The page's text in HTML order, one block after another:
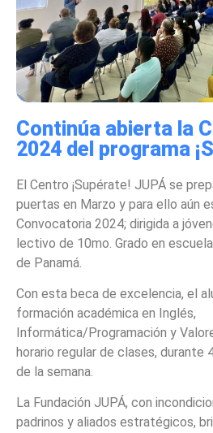
Continúa abierta la
2024 del programa
El Centro ¡Supérate! JUPÁ se
puertas en Marzo y para ello aún
Convocatoria 2024; dirigida a
lectivo de 10mo. Grado en
de Panamá.
Con esta beca de excelencia, el
formación académica en Inglés,
Informática/Programación y
horario regular de clases, durante
de la semana.
La Fundación JUPÁ, con
padrinos y aliados estratégicos,